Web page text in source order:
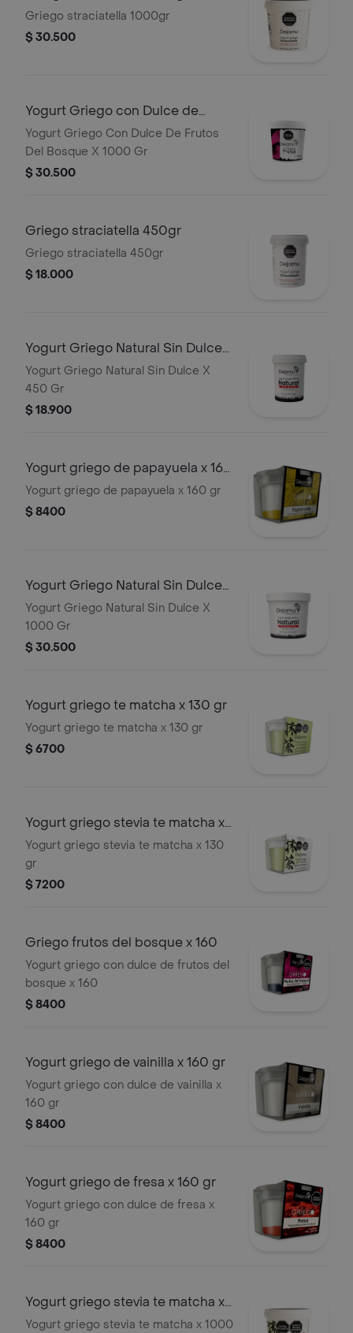
Griego straciatella 1000gr
$ 30.500
Yogurt Griego con Dulce de
Frutos Del Bosque X 1000 gr
Yogurt Griego Con Dulce De Frutos
Del Bosque X 1000 Gr
$ 30.500
Griego straciatella 450gr
Griego straciatella 450gr
$ 18.000
Yogurt Griego Natural Sin Dulce
X 450 gr
Yogurt Griego Natural Sin Dulce X
450 Gr
$ 18.900
Yogurt griego de papayuela x 160
gr
Yogurt griego de papayuela x 160 gr
$ 8400
Yogurt Griego Natural Sin Dulce
X 1000 gr
Yogurt Griego Natural Sin Dulce X
1000 Gr
$ 30.500
Yogurt griego te matcha x 130 gr
Yogurt griego te matcha x 130 gr
$ 6700
Yogurt griego stevia te matcha x
130 gr
Yogurt griego stevia te matcha x 130
gr
$ 7200
Griego frutos del bosque x 160
Yogurt griego con dulce de frutos del
bosque x 160
$ 8400
Yogurt griego de vainilla x 160 gr
Yogurt griego con dulce de vainilla x
160 gr
$ 8400
Yogurt griego de fresa x 160 gr
Yogurt griego con dulce de fresa x
160 gr
$ 8400
Yogurt griego stevia te matcha x
1000 gr
Yogurt griego stevia te matcha x 1000